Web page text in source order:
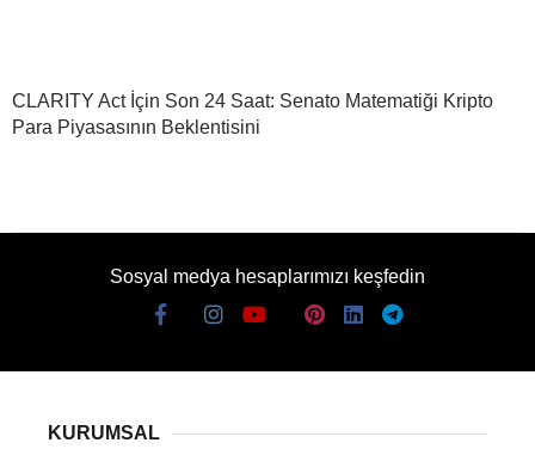
CLARITY Act İçin Son 24 Saat: Senato Matematiği Kripto
Para Piyasasının Beklentisini
Sosyal medya hesaplarımızı keşfedin
KURUMSAL